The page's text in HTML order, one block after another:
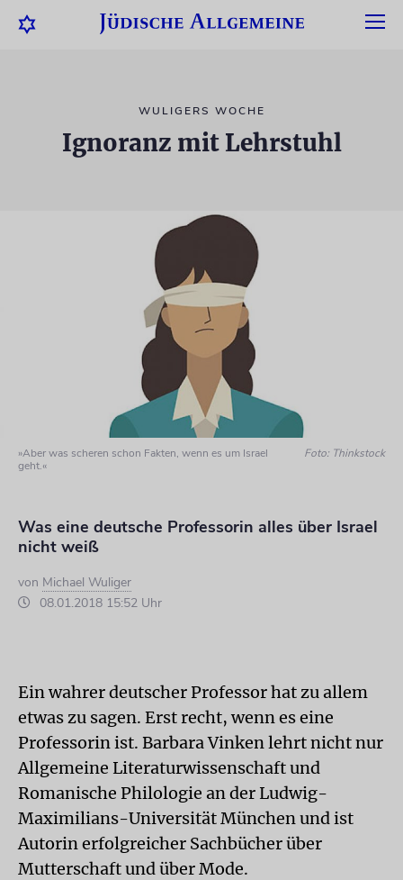
WULIGERS WOCHE
Ignoranz mit Lehrstuhl
»Aber was scheren schon Fakten, wenn es um Israel
geht.«
Foto: Thinkstock
Was eine deutsche Professorin alles über Israel
nicht weiß
von Michael Wuliger
08.01.2018 15:52 Uhr
Ein wahrer deutscher Professor hat zu allem
etwas zu sagen. Erst recht, wenn es eine
Professorin ist. Barbara Vinken lehrt nicht nur
Allgemeine Literaturwissenschaft und
Romanische Philologie an der Ludwig-
Maximilians-Universität München und ist
Autorin erfolgreicher Sachbücher über
Mutterschaft und über Mode.